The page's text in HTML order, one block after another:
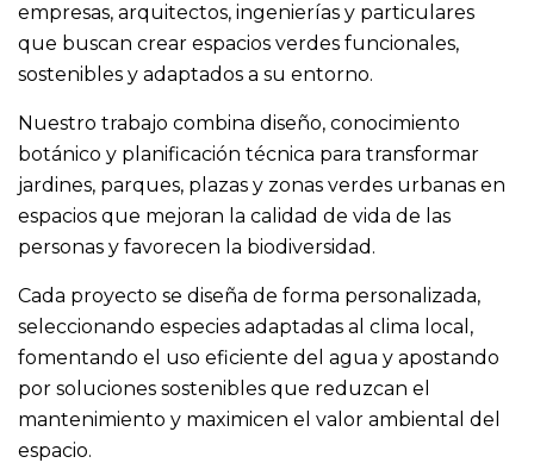
empresas, arquitectos, ingenierías y particulares
que buscan crear espacios verdes funcionales,
sostenibles y adaptados a su entorno.
Nuestro trabajo combina diseño, conocimiento
botánico y planificación técnica para transformar
jardines, parques, plazas y zonas verdes urbanas en
espacios que mejoran la calidad de vida de las
personas y favorecen la biodiversidad.
Cada proyecto se diseña de forma personalizada,
seleccionando especies adaptadas al clima local,
fomentando el uso eficiente del agua y apostando
por soluciones sostenibles que reduzcan el
mantenimiento y maximicen el valor ambiental del
espacio.